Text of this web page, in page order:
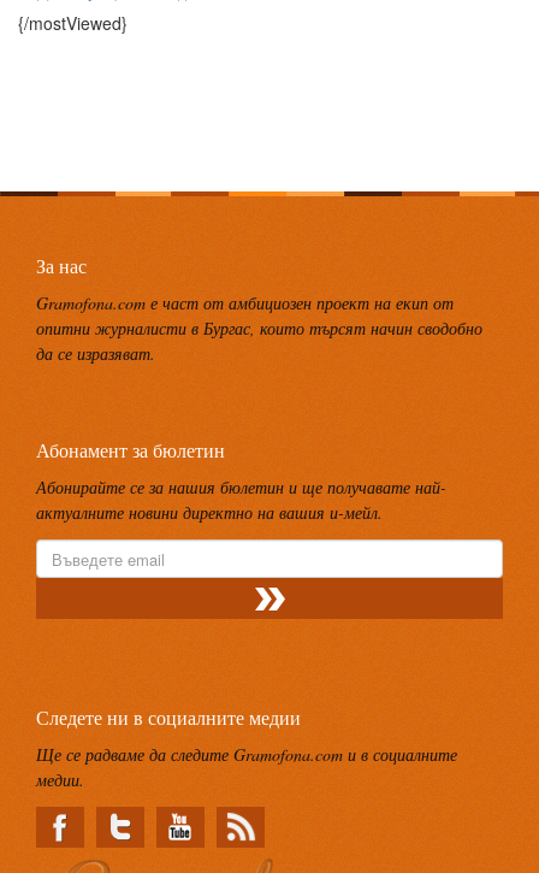
{/mostViewed}
За нас
Gramofona.com е част от амбициозен проект на екип от
опитни журналисти в Бургас, които търсят начин сводобно
да се изразяват.
Абонамент за бюлетин
Абонирайте се за нашия бюлетин и ще получавате най-
актуалните новини директно на вашия и-мейл.
Следете ни в социалните медии
Ще се радваме да следите Gramofona.com и в социалните
медии.